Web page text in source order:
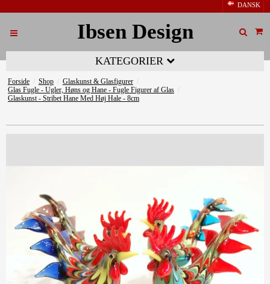
DANSK
Ibsen Design
KATEGORIER
Forside / Shop / Glaskunst & Glasfigurer /
Glas Fugle - Ugler, Høns og Hane - Fugle Figurer af Glas /
Glaskunst - Stribet Hane Med Høj Hale - 8cm